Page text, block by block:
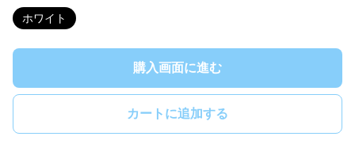
ホワイト
購入画面に進む
カートに追加する